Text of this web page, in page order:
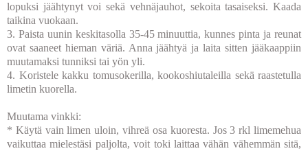
lopuksi jäähtynyt voi sekä vehnäjauhot, sekoita tasaiseksi. Kaada
taikina vuokaan.
3. Paista uunin keskitasolla 35-45 minuuttia, kunnes pinta ja reunat
ovat saaneet hieman väriä. Anna jäähtyä ja laita sitten jääkaappiin
muutamaksi tunniksi tai yön yli.
4. Koristele kakku tomusokerilla, kookoshiutaleilla sekä raastetulla
limetin kuorella.
Muutama vinkki:
* Käytä vain limen uloin, vihreä osa kuoresta. Jos 3 rkl limemehua
vaikuttaa mielestäsi paljolta, voit toki laittaa vähän vähemmän sitä,